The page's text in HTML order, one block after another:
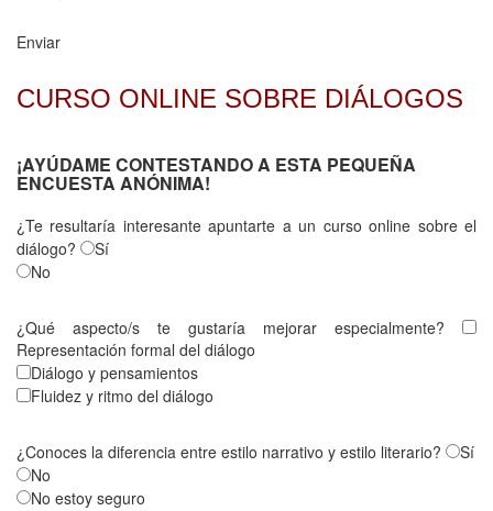
Enviar
CURSO ONLINE SOBRE DIÁLOGOS
¡AYÚDAME CONTESTANDO A ESTA PEQUEÑA
ENCUESTA ANÓNIMA!
¿Te resultaría interesante apuntarte a un curso online sobre el
diálogo?
Sí
No
¿Qué aspecto/s te gustaría mejorar especialmente?
Representación formal del diálogo
Diálogo y pensamientos
Fluidez y ritmo del diálogo
¿Conoces la diferencia entre estilo narrativo y estilo literario?
Sí
No
No estoy seguro